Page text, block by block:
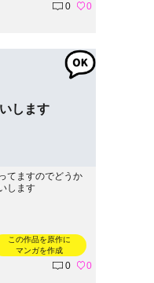
0 0
します
てますのでどうか
します
この作品を原作に
マンガを作成
0 0